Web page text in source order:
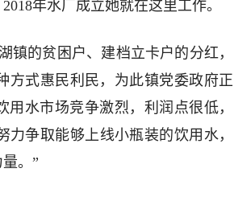
年水厂成立她就在这里工作。
镇的贫困户、建档立卡户的分红，
方式惠民利民，为此镇党委政府正
水市场竞争激烈，利润点很低，
争取能够上线小瓶装的饮用水，
。”